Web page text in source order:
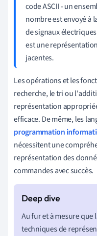
code ASCII - un
nombre est envoyé à
de signaux
est une
jacentes.
Les opérations et les
recherche, le tri ou
représentation
efficace. De même, les
programmation
nécessitent une
représentation des
commandes avec succès.
Au fur et à mesure que
techniques de